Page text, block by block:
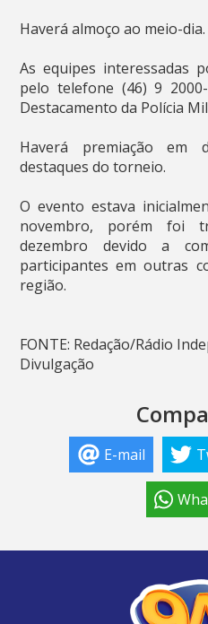
Haverá almoço ao meio-dia.
As equipes interessadas
pelo telefone (46) 9
Destacamento da Polícia
Haverá premiação em
destaques do torneio.
O evento estava
novembro, porém foi
dezembro devido a
participantes em outras
região.
FONTE: Redação/Rádio
Divulgação
E-mail